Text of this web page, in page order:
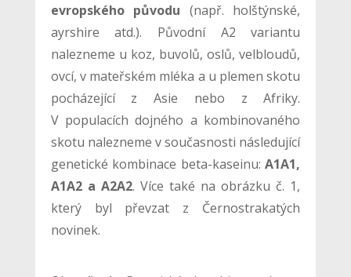
evropského původu (např. holštýnské,
ayrshire atd.). Původní A2 variantu
nalezneme u koz, buvolů, oslů, velbloudů,
ovcí, v mateřském mléka a u plemen skotu
pocházející z Asie nebo z Afriky.
V populacích dojného a kombinovaného
skotu nalezneme v současnosti následující
genetické kombinace beta-kaseinu:A1A1,
A1A2 a A2A2. Více také na obrázku č. 1,
který byl převzat z Černostrakatých
novinek.